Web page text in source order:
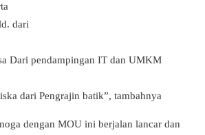
dari
Dari pendampingan IT dan UMKM
dari Pengrajin batik”, tambahnya
dengan MOU ini berjalan lancar dan